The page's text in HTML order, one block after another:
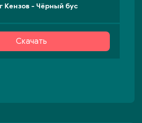
Кензов - Чёрный бус
Скачать